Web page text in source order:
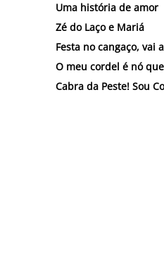
Uma história de amor
Zé do Laço e Mariá
Festa no cangaço, vai
O meu cordel é nó
Cabra da Peste! Sou